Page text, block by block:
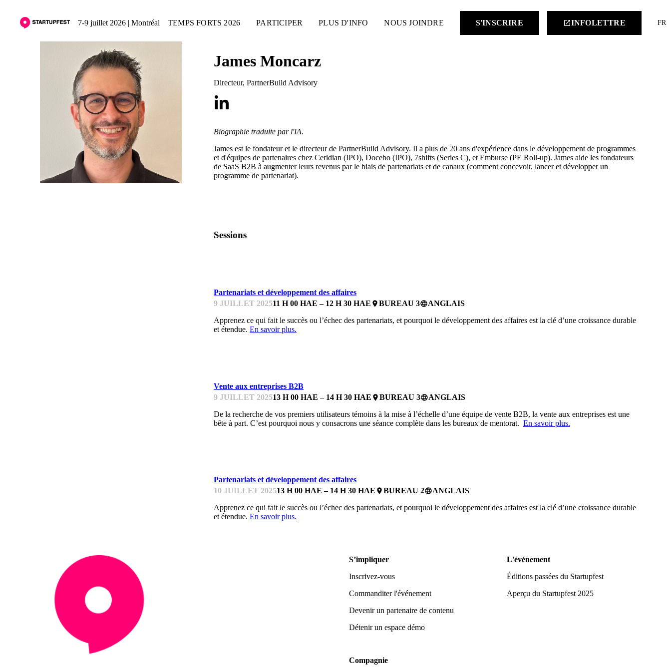
7-9 juillet 2026 | Montréal TEMPS FORTS 2026 PARTICIPER PLUS D'INFO NOUS JOINDRE S'INSCRIRE launchINFOLETTRE FR
James Moncarz
Directeur, PartnerBuild Advisory
Biographie traduite par l'IA.
James est le fondateur et le directeur de PartnerBuild Advisory. Il a plus de 20 ans d'expérience dans le développement de programmes
et d'équipes de partenaires chez Ceridian (IPO), Docebo (IPO), 7shifts (Series C), et Emburse (PE Roll-up). James aide les fondateurs
de SaaS B2B à augmenter leurs revenus par le biais de partenariats et de canaux (comment concevoir, lancer et développer un
programme de partenariat).
Sessions
Partenariats et développement des affaires
9 JUILLET 202511 H 00 HAE – 12 H 30 HAE placeBUREAU 3languageANGLAIS
Apprenez ce qui fait le succès ou l’échec des partenariats, et pourquoi le développement des affaires est la clé d’une croissance durable
et étendue. En savoir plus.
Vente aux entreprises B2B
9 JUILLET 202513 H 00 HAE – 14 H 30 HAE placeBUREAU 3languageANGLAIS
De la recherche de vos premiers utilisateurs témoins à la mise à l’échelle d’une équipe de vente B2B, la vente aux entreprises est une
bête à part. C’est pourquoi nous y consacrons une séance complète dans les bureaux de mentorat. En savoir plus.
Partenariats et développement des affaires
10 JUILLET 202513 H 00 HAE – 14 H 30 HAE placeBUREAU 2languageANGLAIS
Apprenez ce qui fait le succès ou l’échec des partenariats, et pourquoi le développement des affaires est la clé d’une croissance durable
et étendue. En savoir plus.
S’impliquer
Inscrivez-vous
Commanditer l'événement
Devenir un partenaire de contenu
Détenir un espace démo
L'événement
Éditions passées du Startupfest
Aperçu du Startupfest 2025
Compagnie